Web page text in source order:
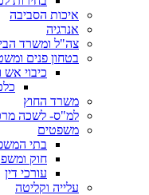
איכות הסביבה
אנרגיה
צה"ל ומשרד
בטחון פנים
כיבוי אש
משרד החוץ
למ"ס- לשכה
משפטים
בתי
חוק
עורכי דין
עלייה וקליטה